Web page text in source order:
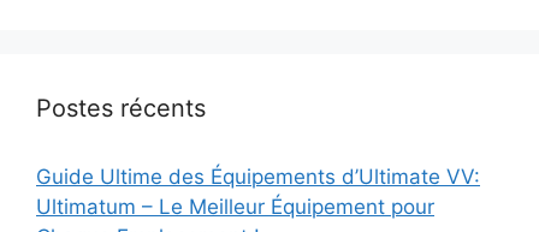
Postes récents
Guide Ultime des Équipements d’Ultimate VV:
Ultimatum – Le Meilleur Équipement pour